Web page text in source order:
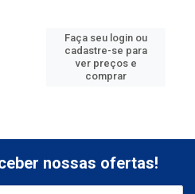
Faça seu login ou
cadastre-se para
ver preços e
comprar
nossas ofertas!